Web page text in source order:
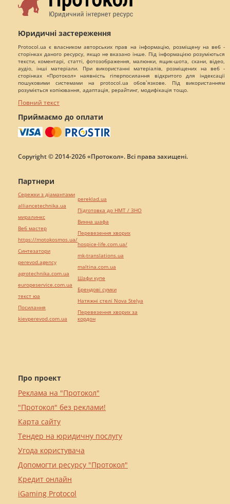
Юридичні застереження
Protocol.ua є власником авторських прав на інформацію, розміщену на веб -
сторінках даного ресурсу, якщо не вказано інше. Під інформацією розуміються
тексти, коментарі, статті, фотозображення, малюнки, ящик-шота, скани, відео,
аудіо, інші матеріали. При використанні матеріалів, розміщених на веб -
сторінках «Протокол» наявність гіперпосилання відкритого для індексації
пошуковими системами на protocol.ua обов`язкове. Під використанням
розуміється копіювання, адаптація, рерайтинг, модифікація тощо.
Повний текст
Приймаємо до оплати
Copyright © 2014-2026 «Протокол». Всі права захищені.
Про проект
Реклама на "Протокол"
"Протокол" без реклами!
Карта сайту
Тендер на юридичну послугу
Угода користувача
Допомогти ресурсу "Протокол"
Кредит онлайн
iGaming Protocol
Партнери
Сережки з діамантами
alliancetechnika.ua
миралинкс
Веб мастер
https://motokosmos.ua/
Синтезатори
perevod.agency
agrotechnika.com.ua
europeservice.com.ua
текст юа
Посилання
kievperevod.com.ua
pereklad.ua
Підготовка до НМТ / ЗНО
Винна шафа
Перевезення хворих
hospice-life.com.ua/
mk-translations.ua
maltina.com.ua
Шафи купе
Брендові сумки
Натяжні стелі Nova Stelya
Перевезення хворих за
кордон